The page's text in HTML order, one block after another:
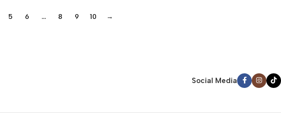
5 6 … 8 9 10 →
Social Media